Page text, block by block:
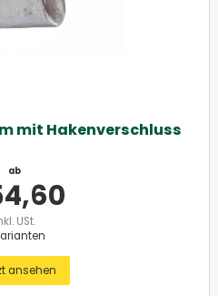
mit Hakenverschluss
ab
USt.
ansehen